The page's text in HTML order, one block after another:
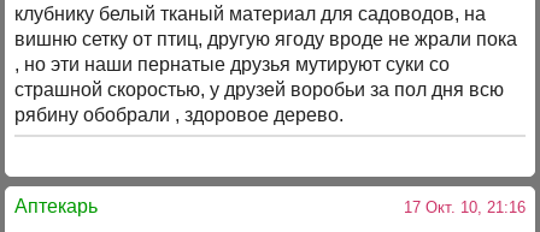
клубнику белый тканый материал для садоводов, на
вишню сетку от птиц, другую ягоду вроде не жрали пока
, но эти наши пернатые друзья мутируют суки со
страшной скоростью, у друзей воробьи за пол дня всю
рябину обобрали , здоровое дерево.
Аптекарь 17 Окт. 10, 21:16